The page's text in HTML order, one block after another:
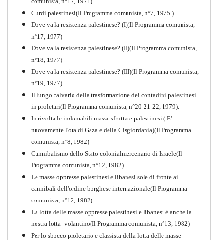
Perchè la Russia non era
comunista
Quaderno n°10
Curdi palestinesi(Il Programma comunista, n°7, 1975 )
Dove va la resistenza palestinese? (I)(Il Programma comunista,
n°17, 1977)
Dove va la resistenza palestinese? (II)(Il Programma comunista,
n°18, 1977)
Dove va la resistenza palestinese? (III)(Il Programma comunista,
n°19, 1977)
Il lungo calvario della trasformazione dei contadini palestinesi
in proletari(Il Programma comunista, n°20-21-22, 1979).
In rivolta le indomabili masse sfruttate palestinesi ( E'
nuovamente l'ora di Gaza e della Cisgiordania)(Il Programma
comunista, n°8, 1982)
Cannibalismo dello Stato colonialmercenario di Israele(Il
Programma comunista, n°12, 1982)
Le masse oppresse palestinesi e libanesi sole di fronte ai
cannibali dell'ordine borghese internazionale(Il Programma
comunista, n°12, 1982)
La lotta delle masse oppresse palestinesi e libanesi è anche la
nostra lotta- volantino(Il Programma comunista, n°13, 1982)
Per lo sbocco proletario e classista della lotta delle masse